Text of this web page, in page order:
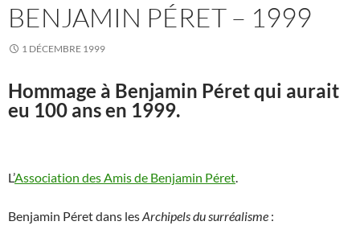
BENJAMIN PÉRET – 1999
1 DÉCEMBRE 1999
Hommage à Benjamin Péret qui aurait
eu 100 ans en 1999.
L’Association des Amis de Benjamin Péret.
Benjamin Péret dans lesArchipels du surréalisme :